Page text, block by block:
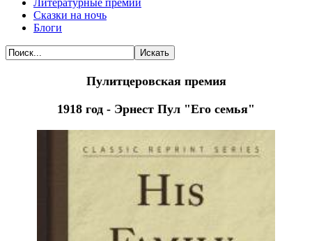
Литературные премии
Сказки на ночь
Блоги
Искать
Пулитцеровская премия
1918 год - Эрнест Пул "Его семья"